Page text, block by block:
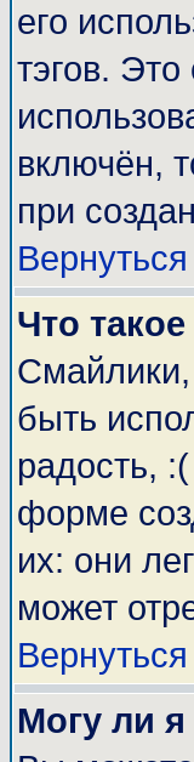
его
тэгов.
включён,
при
Что
Смайлики,
быть
радость,
форме
их: они
может
Могу ли я